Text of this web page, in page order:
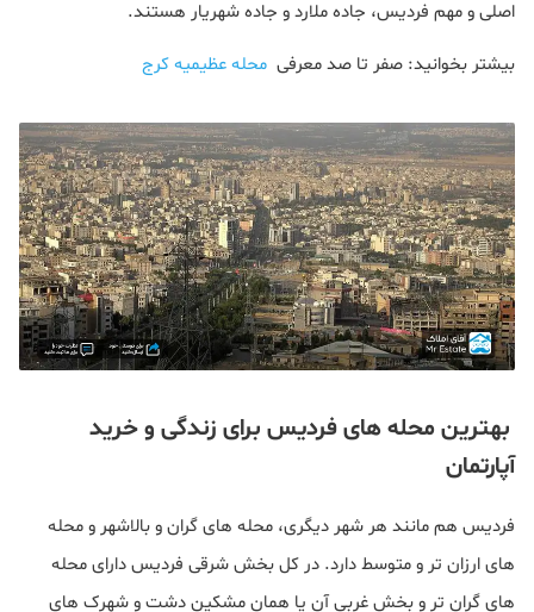
اصلی و مهم فردیس، جاده ملارد و جاده شهریار هستند.
بیشتر بخوانید: صفر تا صد معرفی محله عظیمیه کرج
بهترین محله های فردیس برای زندگی و خرید
آپارتمان
فردیس هم مانند هر شهر دیگری، محله های گران و بالاشهر و محله
های ارزان تر و متوسط دارد. در کل بخش شرقی فردیس دارای محله
های گران تر و بخش غربی آن یا همان مشکین دشت و شهرک های